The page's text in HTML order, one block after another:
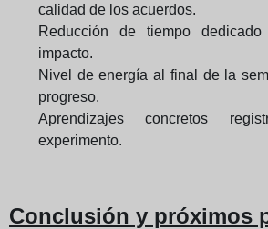
calidad de los acuerdos.
Reducción de tiempo
impacto.
Nivel de energía al final de la
progreso.
Aprendizajes concretos
experimento.
Conclusión y próximos